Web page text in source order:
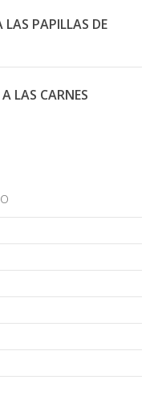
PAPILLAS DE
LAS CARNES